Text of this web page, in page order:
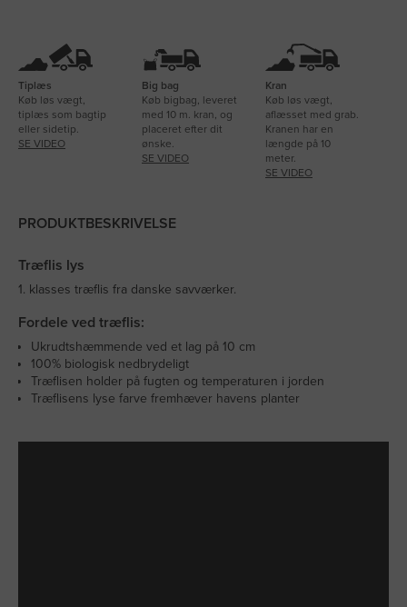
Tiplæs
Køb løs vægt,
tiplæs som bagtip
eller sidetip.
SE VIDEO
Big bag
Køb bigbag, leveret
med 10 m. kran, og
placeret efter dit
ønske.
SE VIDEO
Kran
Køb løs vægt,
aflæsset med grab.
Kranen har en
længde på 10
meter.
SE VIDEO
PRODUKTBESKRIVELSE
Træflis lys
1. klasses træflis fra danske savværker.
Fordele ved træflis:
Ukrudtshæmmende ved et lag på 10 cm
100% biologisk nedbrydeligt
Træflisen holder på fugten og temperaturen i jorden
Træflisens lyse farve fremhæver havens planter